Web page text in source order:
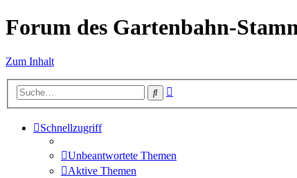
Forum des Gartenbahn-
Zum Inhalt
Suche
Schnellzugriff
Unbeantwortete Themen
Aktive Themen